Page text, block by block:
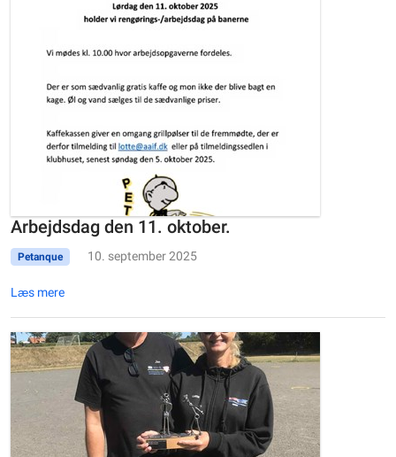
Arbejdsdag den 11. oktober.
Petanque 10. september 2025
Læs mere